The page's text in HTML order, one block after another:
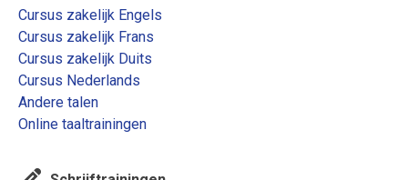
Cursus zakelijk Engels
Cursus zakelijk Frans
Cursus zakelijk Duits
Cursus Nederlands
Andere talen
Online taaltrainingen